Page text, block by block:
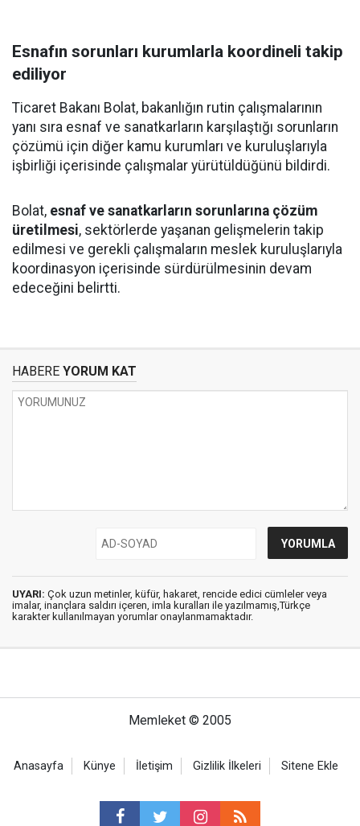
Esnafın sorunları kurumlarla koordineli takip
ediliyor
Ticaret Bakanı Bolat, bakanlığın rutin çalışmalarının
yanı sıra esnaf ve sanatkarların karşılaştığı sorunların
çözümü için diğer kamu kurumları ve kuruluşlarıyla
işbirliği içerisinde çalışmalar yürütüldüğünü bildirdi.
Bolat, esnaf ve sanatkarların sorunlarına çözüm
üretilmesi, sektörlerde yaşanan gelişmelerin takip
edilmesi ve gerekli çalışmaların meslek kuruluşlarıyla
koordinasyon içerisinde sürdürülmesinin devam
edeceğini belirtti.
HABERE YORUM KAT
UYARI: Çok uzun metinler, küfür, hakaret, rencide edici cümleler veya
imalar, inançlara saldırı içeren, imla kuralları ile yazılmamış,Türkçe
karakter kullanılmayan yorumlar onaylanmamaktadır.
Memleket © 2005
Anasayfa Künye İletişim Gizlilik İlkeleri Sitene Ekle